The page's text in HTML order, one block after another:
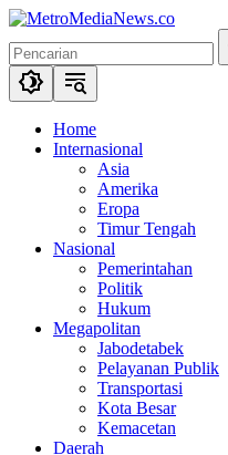
Langsung
konten
Home
Internasional
Asia
Amerika
Eropa
Timur Tengah
Nasional
Pemerintahan
Politik
Hukum
Megapolitan
Jabodetabek
Pelayanan Publik
Transportasi
Kota Besar
Kemacetan
Daerah